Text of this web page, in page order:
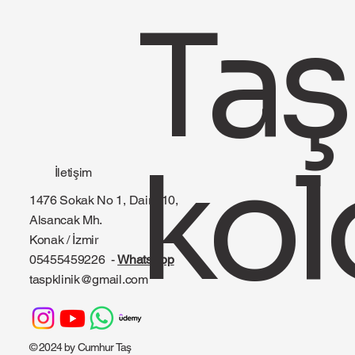
© 2024 by Cumhur Taş
İletişim
1476 Sokak No 1, Daire 10,
Alsancak Mh.
Konak / İzmir
05455459226 -WhatsApp
taspklinik@gmail.com